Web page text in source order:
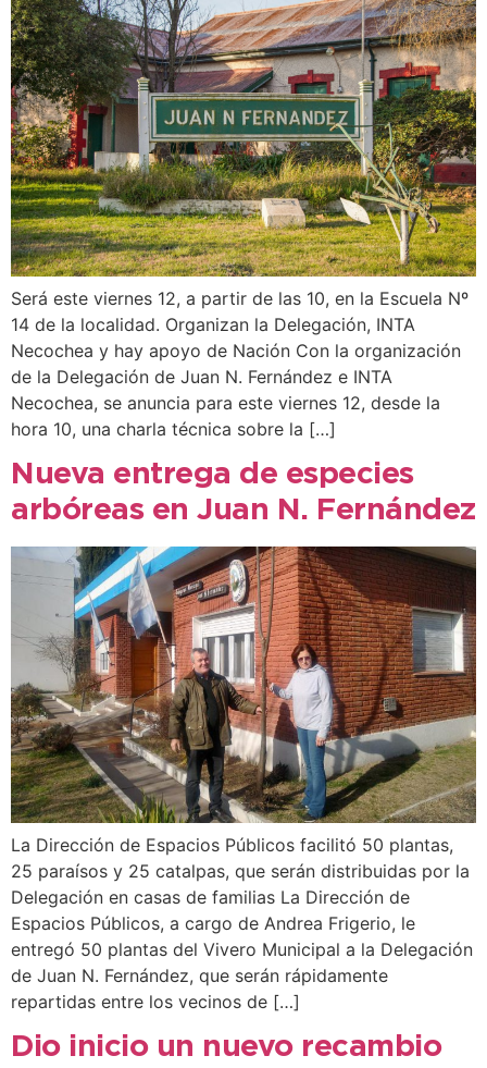
Será este viernes 12, a partir de las 10, en la Escuela Nº
14 de la localidad. Organizan la Delegación, INTA
Necochea y hay apoyo de Nación Con la organización
de la Delegación de Juan N. Fernández e INTA
Necochea, se anuncia para este viernes 12, desde la
hora 10, una charla técnica sobre la […]
Nueva entrega de especies
arbóreas en Juan N. Fernández
La Dirección de Espacios Públicos facilitó 50 plantas,
25 paraísos y 25 catalpas, que serán distribuidas por la
Delegación en casas de familias La Dirección de
Espacios Públicos, a cargo de Andrea Frigerio, le
entregó 50 plantas del Vivero Municipal a la Delegación
de Juan N. Fernández, que serán rápidamente
repartidas entre los vecinos de […]
Dio inicio un nuevo recambio